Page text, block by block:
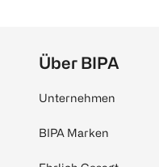
Über BIPA
Unternehmen
BIPA Marken